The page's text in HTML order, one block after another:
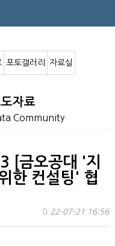
포토갤러리 자료실
자료
Community
[금오공대 '지
한 컨설팅' 협
22-07-21 16:56